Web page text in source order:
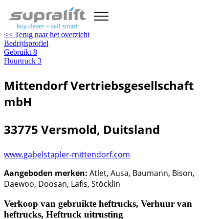
<< Terug naar het overzicht
Bedrijfsprofiel
Gebruikt 8
Huurtruck 3
Mittendorf Vertriebsgesellschaft
mbH
33775 Versmold, Duitsland
www.gabelstapler-mittendorf.com
Aangeboden merken: Atlet, Ausa, Baumann, Bison,
Daewoo, Doosan, Lafis, Stöcklin
Verkoop van gebruikte heftrucks, Verhuur van
heftrucks, Heftruck uitrusting